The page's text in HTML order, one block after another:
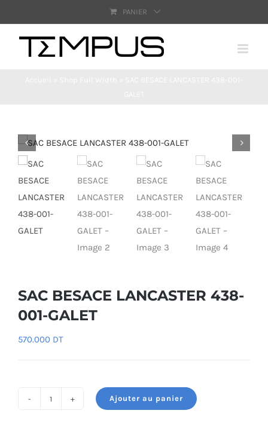
au
contenu
PANIER
SAC BESACE LANCASTER 438-
001-GALET
570.000 DT
Ajouter au panier